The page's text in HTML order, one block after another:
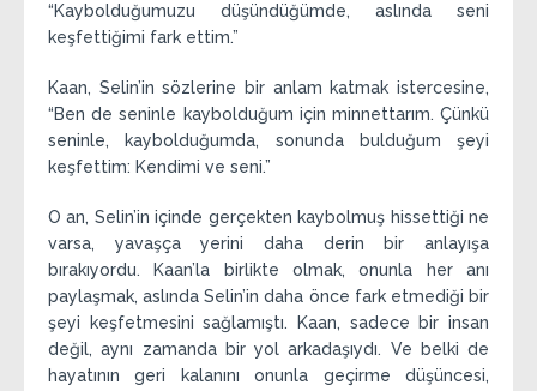
“Kaybolduğumuzu düşündüğümde, aslında seni
keşfettiğimi fark ettim.”
Kaan, Selin’in sözlerine bir anlam katmak istercesine,
“Ben de seninle kaybolduğum için minnettarım. Çünkü
seninle, kaybolduğumda, sonunda bulduğum şeyi
keşfettim: Kendimi ve seni.”
O an, Selin’in içinde gerçekten kaybolmuş hissettiği ne
varsa, yavaşça yerini daha derin bir anlayışa
bırakıyordu. Kaan’la birlikte olmak, onunla her anı
paylaşmak, aslında Selin’in daha önce fark etmediği bir
şeyi keşfetmesini sağlamıştı. Kaan, sadece bir insan
değil, aynı zamanda bir yol arkadaşıydı. Ve belki de
hayatının geri kalanını onunla geçirme düşüncesi,